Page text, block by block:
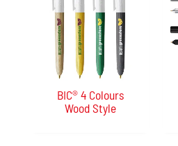
BIC® 4 Colours
Wood Style